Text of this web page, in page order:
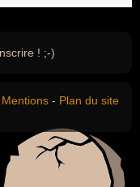
! ;-)
Mentions - Plan du site